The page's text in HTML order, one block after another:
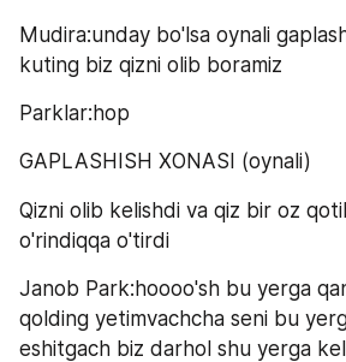
Mudira:unday bo'lsa oynali
kuting biz qizni olib boramiz
Parklar:hop
GAPLASHISH XONASI (oynali)
Qizni olib kelishdi va qiz bir oz
o'rindiqqa o'tirdi
Janob Park:hoooo'sh bu yerga
qolding yetimvachcha seni bu
eshitgach biz darhol shu yerga